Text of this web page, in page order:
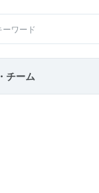
チーム